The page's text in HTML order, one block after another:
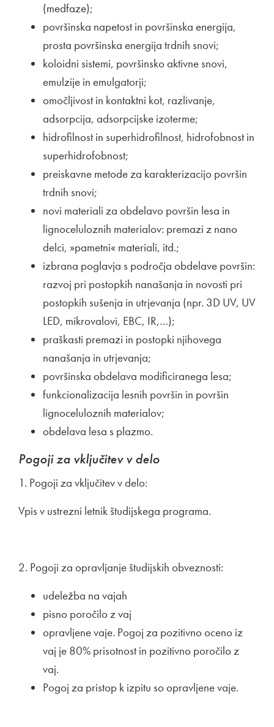
(medfaze);
površinska napetost in površinska energija,
prosta površinska energija trdnih snovi;
koloidni sistemi, površinsko aktivne snovi,
emulzije in emulgatorji;
omočljivost in kontaktni kot, razlivanje,
adsorpcija, adsorpcijske izoterme;
hidrofilnost in superhidrofilnost, hidrofobnost in
superhidrofobnost;
preiskavne metode za karakterizacijo površin
trdnih snovi;
novi materiali za obdelavo površin lesa in
lignoceluloznih materialov: premazi z nano
delci, »pametni« materiali, itd.;
izbrana poglavja s področja obdelave površin:
razvoj pri postopkih nanašanja in novosti pri
postopkih sušenja in utrjevanja (npr. 3D UV, UV
LED, mikrovalovi, EBC, IR,…);
praškasti premazi in postopki njihovega
nanašanja in utrjevanja;
površinska obdelava modificiranega lesa;
funkcionalizacija lesnih površin in površin
lignoceluloznih materialov;
obdelava lesa s plazmo.
Pogoji za vključitev v delo
1. Pogoji za vključitev v delo:
Vpis v ustrezni letnik študijskega programa.
2. Pogoji za opravljanje študijskih obveznosti:
udeležba na vajah
pisno poročilo z vaj
opravljene vaje. Pogoj za pozitivno oceno iz
vaj je 80% prisotnost in pozitivno poročilo z
vaj.
Pogoj za pristop k izpitu so opravljene vaje.